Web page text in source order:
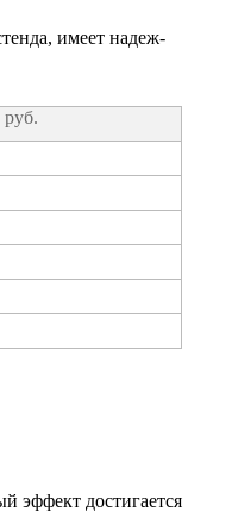
име­ет надеж­
эффект дости­га­ет­ся